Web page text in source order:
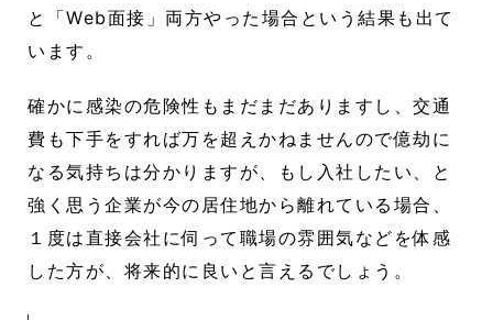
と「Web面接」両方やった場合という結果も出て
います。
確かに感染の危険性もまだまだありますし、交通
費も下手をすれば万を超えかねませんので億劫に
なる気持ちは分かりますが、もし入社したい、と
強く思う企業が今の居住地から離れている場合、
１度は直接会社に伺って職場の雰囲気などを体感
した方が、将来的に良いと言えるでしょう。